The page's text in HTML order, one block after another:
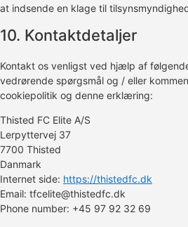
at indsende en klage til
10. Kontaktdetaljer
Kontakt os venligst ved hjælp af
vedrørende spørgsmål og / eller
cookiepolitik og denne erklæring:
Thisted FC Elite A/S
Lerpyttervej 37
7700 Thisted
Danmark
Internet side: https://thistedfc.dk
Email: tfcelite@thistedfc.dk
Phone number: +45 97 92 32 69